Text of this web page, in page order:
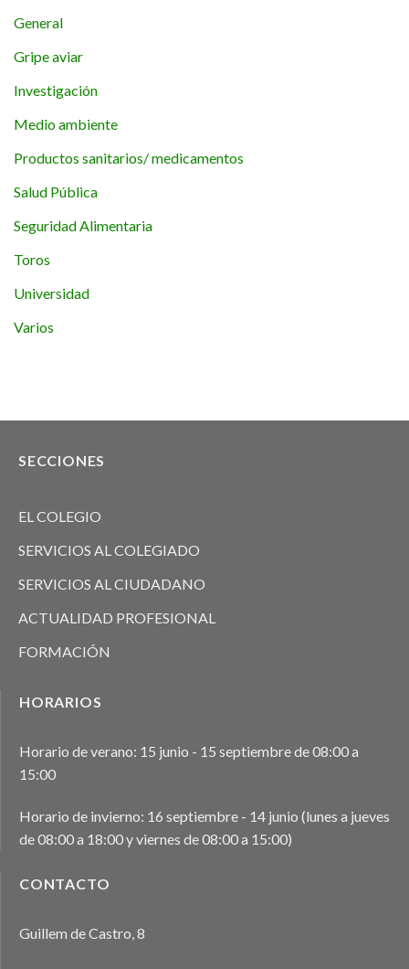
General
Gripe aviar
Investigación
Medio ambiente
Productos sanitarios/ medicamentos
Salud Pública
Seguridad Alimentaria
Toros
Universidad
Varios
SECCIONES
EL COLEGIO
SERVICIOS AL COLEGIADO
SERVICIOS AL CIUDADANO
ACTUALIDAD PROFESIONAL
FORMACIÓN
HORARIOS
Horario de verano: 15 junio - 15 septiembre de 08:00 a
15:00
Horario de invierno: 16 septiembre - 14 junio (lunes a jueves
de 08:00 a 18:00 y viernes de 08:00 a 15:00)
CONTACTO
Guillem de Castro, 8